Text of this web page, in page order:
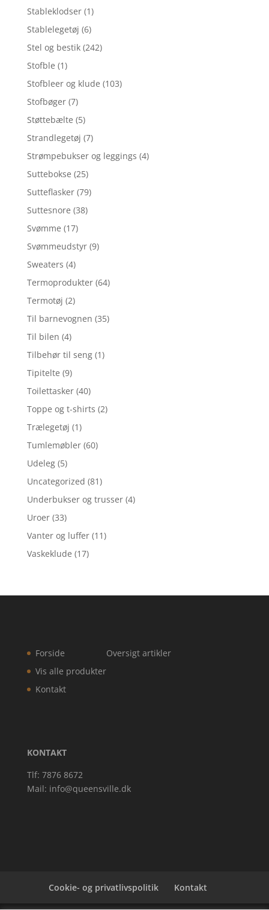
Stableklodser (1)
Stablelegetøj (6)
Stel og bestik (242)
Stofble (1)
Stofbleer og klude (103)
Stofbøger (7)
Støttebælte (5)
Strandlegetøj (7)
Strømpebukser og leggings (4)
Suttebokse (25)
Sutteflasker (79)
Suttesnore (38)
Svømme (17)
Svømmeudstyr (9)
Sweaters (4)
Termoprodukter (64)
Termotøj (2)
Til barnevognen (35)
Til bilen (4)
Tilbehør til seng (1)
Tipitelte (9)
Toilettasker (40)
Toppe og t-shirts (2)
Trælegetøj (1)
Tumlemøbler (60)
Udeleg (5)
Uncategorized (81)
Underbukser og trusser (4)
Uroer (33)
Vanter og luffer (11)
Vaskeklude (17)
Forside
Vis alle produkter
Kontakt
Oversigt artikler
KONTAKT
Tlf: 7876 8672
Mail: info@queensville.dk
Cookie- og privatlivspolitik Kontakt